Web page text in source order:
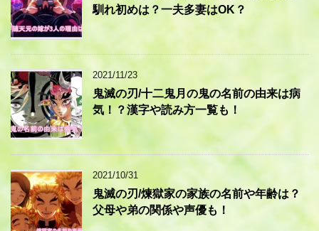
馴れ初めは？一夫多妻はOK？
2021/11/23
鬼滅の刃/十二鬼月の鬼の名前の由来は病
気！？漢字や読み方一覧も！
2021/10/31
鬼滅の刃/煉獄家の家族の名前や年齢は？
父母や弟の関係や声優も！